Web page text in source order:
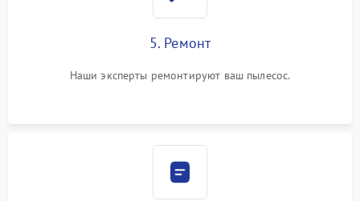
5. Ремонт
Наши эксперты ремонтируют ваш пылесос.